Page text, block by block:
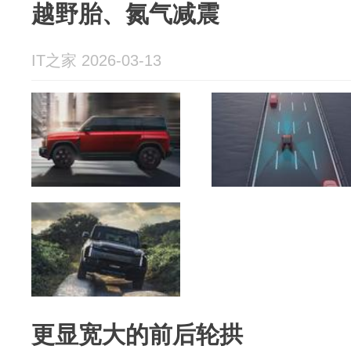
越野胎、氮气减震
IT之家 2026-03-13
更显宽大的前后轮拱